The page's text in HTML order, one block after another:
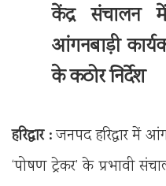
केंद्र संचालन
आंगनबाड़ी
के कठोर निर्देश
हरिद्वार :जनपद हरिद्वार में
‘पोषण ट्रेकर’ के प्रभावी